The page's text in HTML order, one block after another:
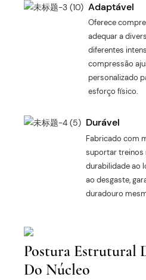
Adaptável
Oferece
adequar a
diferentes
compressão
personalizado
esforço físico.
Durável
Fabricado com
suportar treinos
durabilidade ao
ao desgaste,
duradouro
Postura Estrutural
Do Núcleo